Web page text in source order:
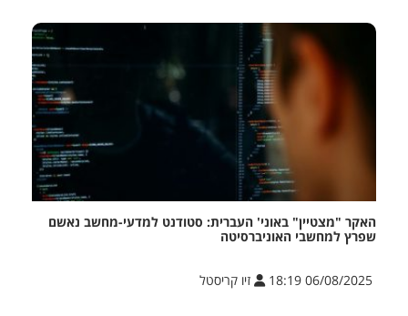
האקר "מצטיין" באוני' העברית: סטודנט למדעי-מחשב נאשם
שפרץ למחשבי האוניברסיטה
06/08/2025 18:19 זיו קריסטל